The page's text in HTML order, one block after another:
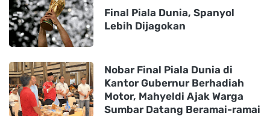
Final Piala Dunia, Spanyol
Lebih Dijagokan
Nobar Final Piala Dunia di
Kantor Gubernur Berhadiah
Motor, Mahyeldi Ajak Warga
Sumbar Datang Beramai-ramai